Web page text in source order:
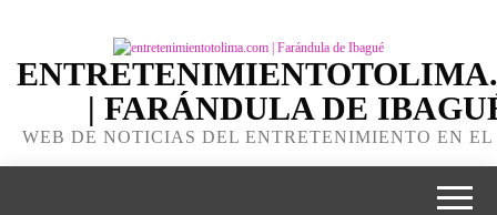
| FARÁNDULA DE
WEB DE NOTICIAS DEL ENTRETENIMIENTO EN